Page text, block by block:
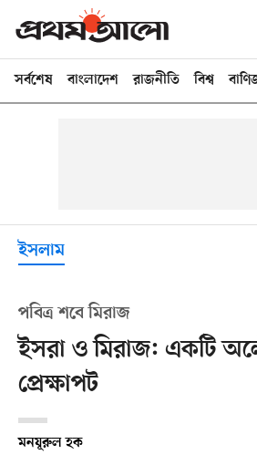
সর্বশেষ বাংলাদেশ রাজনীতি বিশ্ব
ইসলাম
পবিত্র শবে মিরাজ
ইসরা ও মিরাজ: একটি
প্রেক্ষাপট
মনযূরুল হক